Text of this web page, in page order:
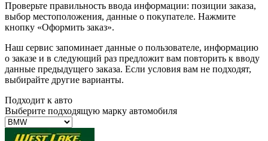
Проверьте правильность ввода информации: позиции заказа,
выбор местоположения, данные о покупателе. Нажмите
кнопку «Оформить заказ».
Наш сервис запоминает данные о пользователе, информацию
о заказе и в следующий раз предложит вам повторить к вводу
данные предыдущего заказа. Если условия вам не подходят,
выбирайте другие варианты.
Подходит к авто
Выберите подходящую марку автомобиля